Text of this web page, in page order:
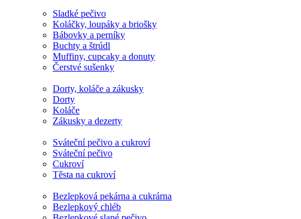
Sladké pečivo
Koláčky, loupáky a briošky
Bábovky a perníky
Buchty a štrúdl
Muffiny, cupcaky a donuty
Čerstvé sušenky
Dorty, koláče a zákusky
Dorty
Koláče
Zákusky a dezerty
Sváteční pečivo a cukroví
Sváteční pečivo
Cukroví
Těsta na cukroví
Bezlepková pekárna a cukrárna
Bezlepkový chléb